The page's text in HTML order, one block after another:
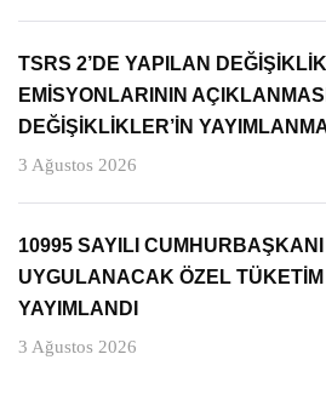
TSRS 2’DE YAPILAN
EMİSYONLARININ
DEĞİŞİKLİKLER’İN
3 Ağustos 2026
10995 SAYILI
UYGULANACAK ÖZEL TÜKETİM
YAYIMLANDI
3 Ağustos 2026